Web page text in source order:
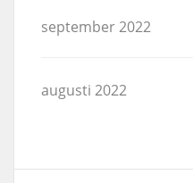
september 2022
augusti 2022